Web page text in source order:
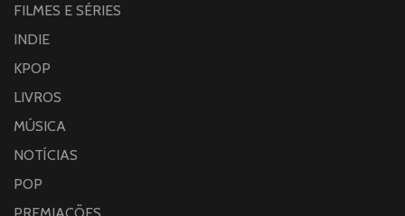
FILMES E SÉRIES
INDIE
KPOP
LIVROS
MÚSICA
NOTÍCIAS
POP
PREMIAÇÕES